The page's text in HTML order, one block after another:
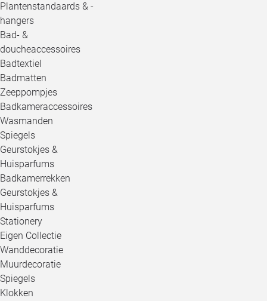
Plantenstandaards & -
hangers
Bad- &
doucheaccessoires
Badtextiel
Badmatten
Zeeppompjes
Badkameraccessoires
Wasmanden
Spiegels
Geurstokjes &
Huisparfums
Badkamerrekken
Geurstokjes &
Huisparfums
Stationery
Eigen Collectie
Wanddecoratie
Muurdecoratie
Spiegels
Klokken